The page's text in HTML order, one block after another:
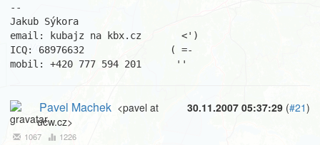
--
Jakub Sýkora
email: kubajz na kbx.cz       <')
ICQ: 68976632               ( =-
mobil: +420 777 594 201      ''
30.11.2007 05:37:29 (#21)
Pavel Machek <pavel at
ucw.cz>
1067 1226